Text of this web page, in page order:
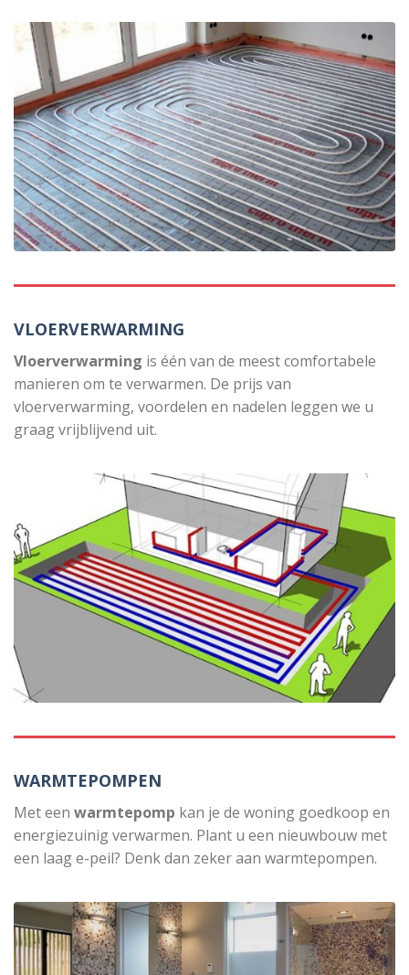
VLOERVERWARMING
Vloerverwarming is één van de meest comfortabele
manieren om te verwarmen. De prijs van
vloerverwarming, voordelen en nadelen leggen we u
graag vrijblijvend uit.
WARMTEPOMPEN
Met een warmtepomp kan je de woning goedkoop en
energiezuinig verwarmen. Plant u een nieuwbouw met
een laag e-peil? Denk dan zeker aan warmtepompen.